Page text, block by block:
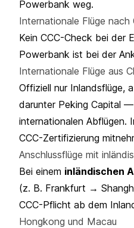
Powerbank weg.
Internationale Flüge nach
Kein CCC-Check bei der
Powerbank ist bei der
Internationale Flüge aus
Offiziell nur Inlandsflüge,
darunter Peking Capital
internationalen Abflügen.
CCC-Zertifizierung
Anschlussflüge mit
Bei einem inländischen
(z. B. Frankfurt →
CCC-Pflicht ab dem
Hongkong und Macau